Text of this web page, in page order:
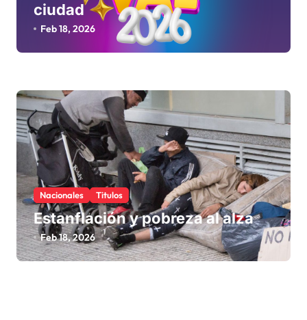
ciudad
Feb 18, 2026
Nacionales Titulos
Estanflación y pobreza al alza
Feb 18, 2026